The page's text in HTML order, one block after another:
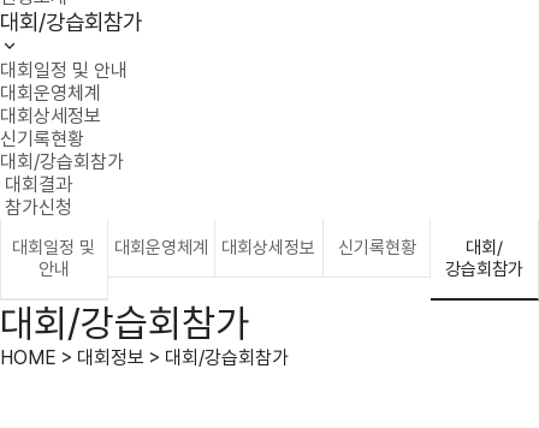
대회/강습회참가
대회일정 및 안내
대회운영체계
대회상세정보
신기록현황
대회/강습회참가
대회결과
참가신청
대회일정 및
안내
대회운영체계 대회상세정보 신기록현황
대회/
강습회참가
대회/강습회참가
HOME > 대회정보 > 대회/강습회참가